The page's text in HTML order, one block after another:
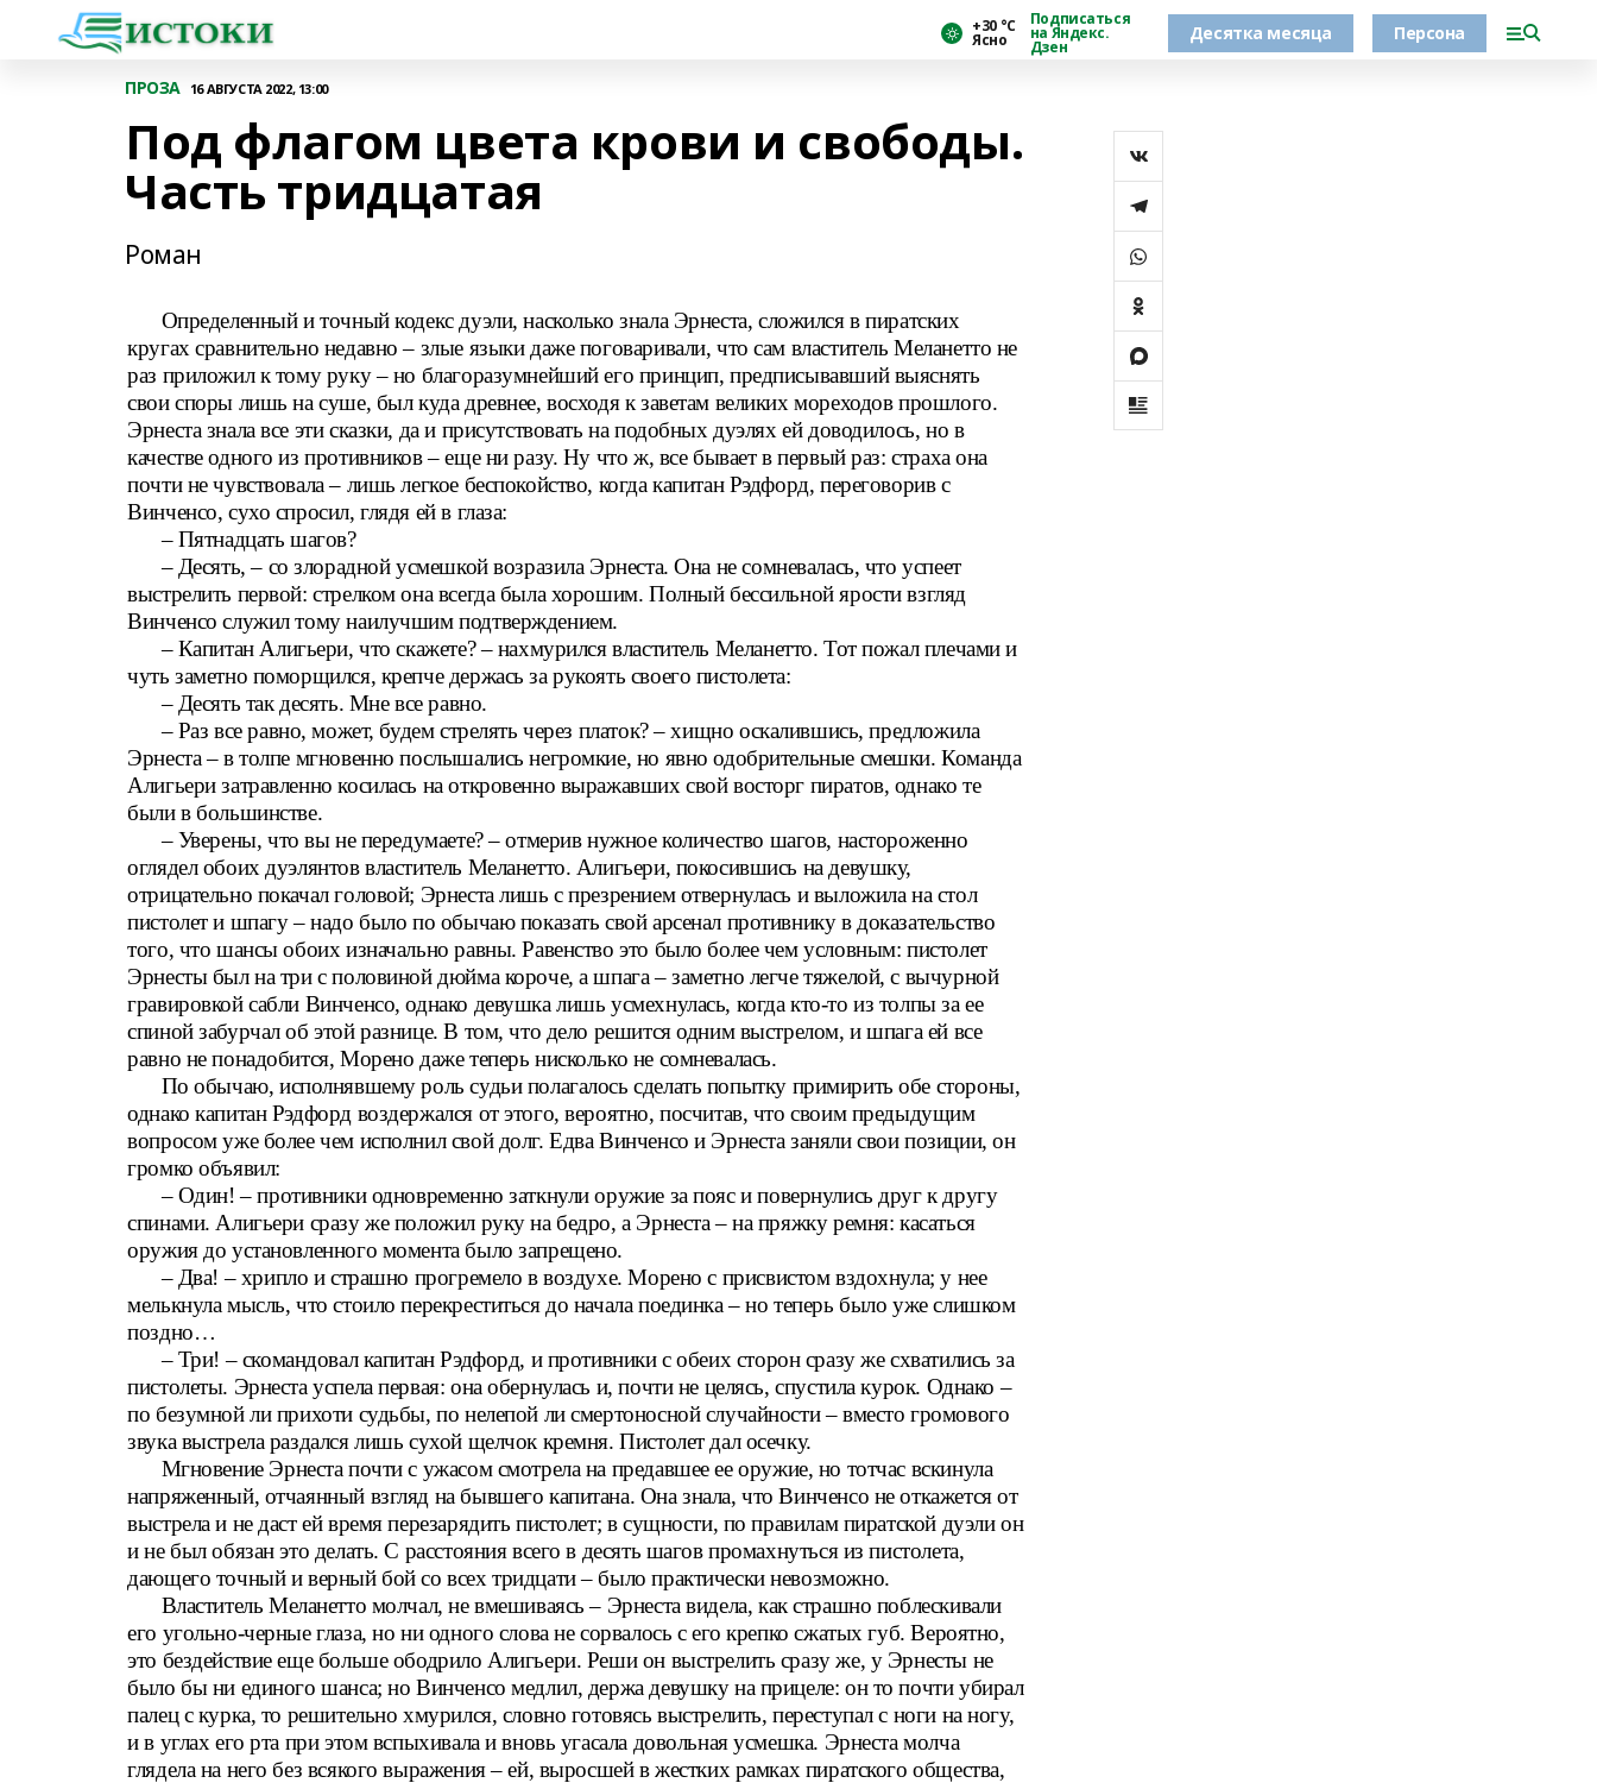
+30 °С
Ясно
Подписаться
на Яндекс.
Дзен
Десятка месяца Персона
ПРОЗА 16 АВГУСТА 2022, 13:00
Под флагом цвета крови и свободы.
Часть тридцатая
Роман
Определенный и точный кодекс дуэли, насколько знала Эрнеста, сложился в пиратских
кругах сравнительно недавно – злые языки даже поговаривали, что сам властитель Меланетто не
раз приложил к тому руку – но благоразумнейший его принцип, предписывавший выяснять
свои споры лишь на суше, был куда древнее, восходя к заветам великих мореходов прошлого.
Эрнеста знала все эти сказки, да и присутствовать на подобных дуэлях ей доводилось, но в
качестве одного из противников – еще ни разу. Ну что ж, все бывает в первый раз: страха она
почти не чувствовала – лишь легкое беспокойство, когда капитан Рэдфорд, переговорив с
Винченсо, сухо спросил, глядя ей в глаза:
– Пятнадцать шагов?
– Десять, – со злорадной усмешкой возразила Эрнеста. Она не сомневалась, что успеет
выстрелить первой: стрелком она всегда была хорошим. Полный бессильной ярости взгляд
Винченсо служил тому наилучшим подтверждением.
– Капитан Алигьери, что скажете? – нахмурился властитель Меланетто. Тот пожал плечами и
чуть заметно поморщился, крепче держась за рукоять своего пистолета:
– Десять так десять. Мне все равно.
– Раз все равно, может, будем стрелять через платок? – хищно оскалившись, предложила
Эрнеста – в толпе мгновенно послышались негромкие, но явно одобрительные смешки. Команда
Алигьери затравленно косилась на откровенно выражавших свой восторг пиратов, однако те
были в большинстве.
– Уверены, что вы не передумаете? – отмерив нужное количество шагов, настороженно
оглядел обоих дуэлянтов властитель Меланетто. Алигьери, покосившись на девушку,
отрицательно покачал головой; Эрнеста лишь с презрением отвернулась и выложила на стол
пистолет и шпагу – надо было по обычаю показать свой арсенал противнику в доказательство
того, что шансы обоих изначально равны. Равенство это было более чем условным: пистолет
Эрнесты был на три с половиной дюйма короче, а шпага – заметно легче тяжелой, с вычурной
гравировкой сабли Винченсо, однако девушка лишь усмехнулась, когда кто-то из толпы за ее
спиной забурчал об этой разнице. В том, что дело решится одним выстрелом, и шпага ей все
равно не понадобится, Морено даже теперь нисколько не сомневалась.
По обычаю, исполнявшему роль судьи полагалось сделать попытку примирить обе стороны,
однако капитан Рэдфорд воздержался от этого, вероятно, посчитав, что своим предыдущим
вопросом уже более чем исполнил свой долг. Едва Винченсо и Эрнеста заняли свои позиции, он
громко объявил:
– Один! – противники одновременно заткнули оружие за пояс и повернулись друг к другу
спинами. Алигьери сразу же положил руку на бедро, а Эрнеста – на пряжку ремня: касаться
оружия до установленного момента было запрещено.
– Два! – хрипло и страшно прогремело в воздухе. Морено с присвистом вздохнула; у нее
мелькнула мысль, что стоило перекреститься до начала поединка – но теперь было уже слишком
поздно…
– Три! – скомандовал капитан Рэдфорд, и противники с обеих сторон сразу же схватились за
пистолеты. Эрнеста успела первая: она обернулась и, почти не целясь, спустила курок. Однако –
по безумной ли прихоти судьбы, по нелепой ли смертоносной случайности – вместо громового
звука выстрела раздался лишь сухой щелчок кремня. Пистолет дал осечку.
Мгновение Эрнеста почти с ужасом смотрела на предавшее ее оружие, но тотчас вскинула
напряженный, отчаянный взгляд на бывшего капитана. Она знала, что Винченсо не откажется от
выстрела и не даст ей время перезарядить пистолет; в сущности, по правилам пиратской дуэли он
и не был обязан это делать. С расстояния всего в десять шагов промахнуться из пистолета,
дающего точный и верный бой со всех тридцати – было практически невозможно.
Властитель Меланетто молчал, не вмешиваясь – Эрнеста видела, как страшно поблескивали
его угольно-черные глаза, но ни одного слова не сорвалось с его крепко сжатых губ. Вероятно,
это бездействие еще больше ободрило Алигьери. Реши он выстрелить сразу же, у Эрнесты не
было бы ни единого шанса; но Винченсо медлил, держа девушку на прицеле: он то почти убирал
палец с курка, то решительно хмурился, словно готовясь выстрелить, переступал с ноги на ногу,
и в углах его рта при этом вспыхивала и вновь угасала довольная усмешка. Эрнеста молча
глядела на него без всякого выражения – ей, выросшей в жестких рамках пиратского общества,